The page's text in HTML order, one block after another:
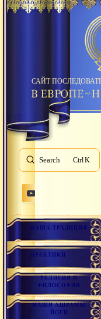
САЙТ
Search K
НАША ТРАДИЦИЯ
ПРАКТИКИ
РЕЛИГИЯ И
ФИЛОСОФИЯ
НАШИ АШРАМЫ
ЙОГИ